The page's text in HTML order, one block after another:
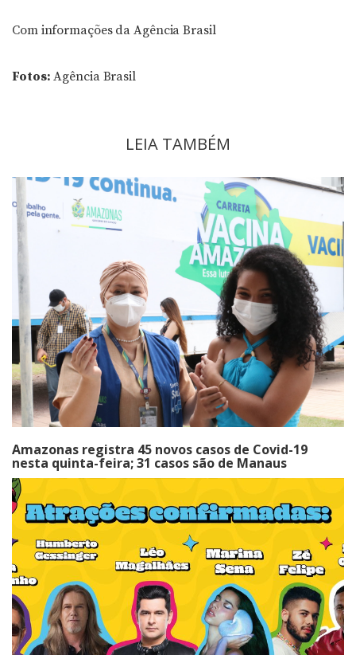
Com informações da Agência Brasil
Fotos: Agência Brasil
LEIA TAMBÉM
Amazonas registra 45 novos casos de Covid-19
nesta quinta-feira; 31 casos são de Manaus